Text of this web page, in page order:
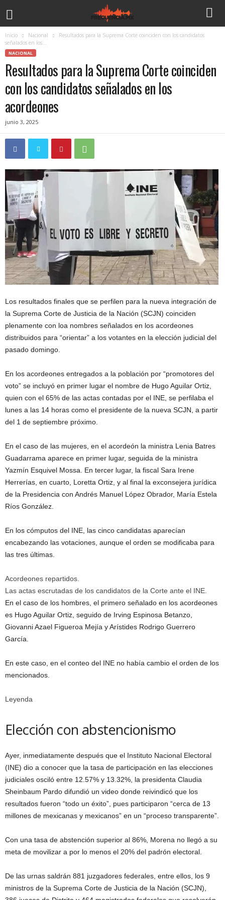
Inicio Nacional
Resultados para la Suprema Corte coinciden con los candidatos
señalados en los...
NACIONAL
Resultados para la Suprema Corte coinciden
con los candidatos señalados en los
acordeones
junio 3, 2025
Los resultados finales que se perfilen para la nueva integración de
la Suprema Corte de Justicia de la Nación (SCJN) coinciden
plenamente con loa nombres señalados en los acordeones
distribuidos para “orientar” a los votantes en la elección judicial del
pasado domingo.
En los acordeones entregados a la población por “promotores del
voto” se incluyó en primer lugar el nombre de Hugo Aguilar Ortiz,
quien con el 65% de las actas contadas por el INE, se perfilaba el
lunes a las 14 horas como el presidente de la nueva SCJN, a partir
del 1 de septiembre próximo.
En el caso de las mujeres, en el acordeón la ministra Lenia Batres
Guadarrama aparece en primer lugar, seguida de la ministra
Yazmín Esquivel Mossa. En tercer lugar, la fiscal Sara Irene
Herrerías, en cuarto, Loretta Ortiz, y al final la exconsejera jurídica
de la Presidencia con Andrés Manuel López Obrador, María Estela
Ríos González.
En los cómputos del INE, las cinco candidatas aparecían
encabezando las votaciones, aunque el orden se modificaba para
las tres últimas.
Acordeones repartidos.
Las actas escrutadas de los candidatos de la Corte ante el INE.
En el caso de los hombres, el primero señalado en los acordeones
es Hugo Aguilar Ortiz, seguido de Irving Espinosa Betanzo,
Giovanni Azael Figueroa Mejía y Arístides Rodrigo Guerrero
García.
En este caso, en el conteo del INE no había cambio el orden de los
mencionados.
Leyenda
Elección con abstencionismo
Ayer, inmediatamente después que el Instituto Nacional Electoral
(INE) dio a conocer que la tasa de participación en las elecciones
judiciales osciló entre 12.57% y 13.32%, la presidenta Claudia
Sheinbaum Pardo difundió un video donde reivindicó que los
resultados fueron “todo un éxito”, pues participaron “cerca de 13
millones de mexicanas y mexicanos” en un “proceso transparente”.
Con una tasa de abstención superior al 86%, Morena no llegó a su
meta de movilizar a por lo menos el 20% del padrón electoral.
De las urnas saldrán 881 juzgadores federales, entre ellos, los 9
ministros de la Suprema Corte de Justicia de la Nación (SCJN),